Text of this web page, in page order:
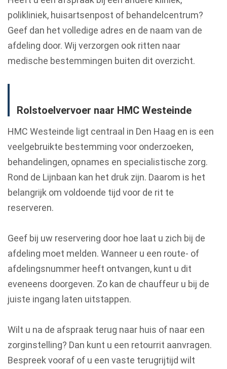
polikliniek, huisartsenpost of behandelcentrum?
Geef dan het volledige adres en de naam van de
afdeling door. Wij verzorgen ook ritten naar
medische bestemmingen buiten dit overzicht.
Rolstoelvervoer naar HMC Westeinde
HMC Westeinde ligt centraal in Den Haag en is een
veelgebruikte bestemming voor onderzoeken,
behandelingen, opnames en specialistische zorg.
Rond de Lijnbaan kan het druk zijn. Daarom is het
belangrijk om voldoende tijd voor de rit te
reserveren.
Geef bij uw reservering door hoe laat u zich bij de
afdeling moet melden. Wanneer u een route- of
afdelingsnummer heeft ontvangen, kunt u dit
eveneens doorgeven. Zo kan de chauffeur u bij de
juiste ingang laten uitstappen.
Wilt u na de afspraak terug naar huis of naar een
zorginstelling? Dan kunt u een retourrit aanvragen.
Bespreek vooraf of u een vaste terugrijtijd wilt